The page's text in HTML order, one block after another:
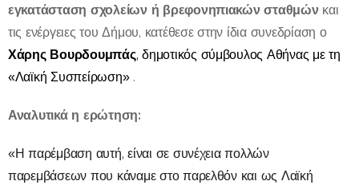
εγκατάσταση σχολείων ή βρεφονηπιακών σταθμών και
τις ενέργειες του Δήμου, κατέθεσε στην ίδια συνεδρίαση ο
Χάρης Βουρδουμπάς, δημοτικός σύμβουλος Αθήνας με τη
«Λαϊκή Συσπείρωση».
Αναλυτικά η ερώτηση:
«Η παρέμβαση αυτή, είναι σε συνέχεια πολλών
παρεμβάσεων που κάναμε στο παρελθόν και ως Λαϊκή